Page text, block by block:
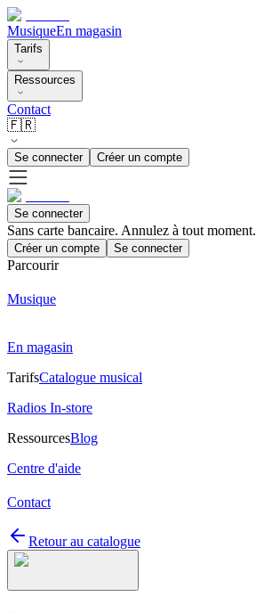
MusiqueEn magasin
Tarifs
Ressources
Contact
🇫🇷
Se connecter Créer un compte
Se connecter
Sans carte bancaire. Annulez à tout moment.
Créer un compte Se connecter
Parcourir
Musique
En magasin
TarifsCatalogue musical
Radios In-store
RessourcesBlog
Centre d'aide
Contact
Retour au catalogue